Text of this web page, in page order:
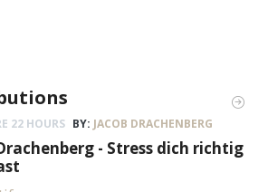
22 HOURS BY: JACOB DRACHENBERG
- Stress dich richtig